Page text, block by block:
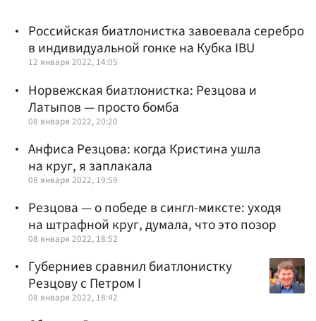
Российская биатлонистка завоевала серебро
в индивидуальной гонке на Кубка IBU
12 января 2022, 14:05
Норвежская биатлонистка: Резцова и
Латыпов — просто бомба
08 января 2022, 20:20
Анфиса Резцова: когда Кристина ушла
на круг, я заплакала
08 января 2022, 19:59
Резцова — о победе в сингл-миксте: уходя
на штрафной круг, думала, что это позор
08 января 2022, 18:52
Губерниев сравнил биатлонистку
Резцову с Петром I
08 января 2022, 18:42